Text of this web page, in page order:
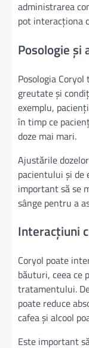
administrarea
pot interacționa
Posologie și
Posologia
greutate și
exemplu,
în timp ce
doze mai mari.
Ajustările
pacientului și de
important să se
sânge pentru a
Interacțiuni
Coryol poate
băuturi, ceea ce
tratamentului.
poate reduce
cafea și alcool
Este important